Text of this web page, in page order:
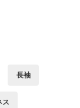
長袖
ス